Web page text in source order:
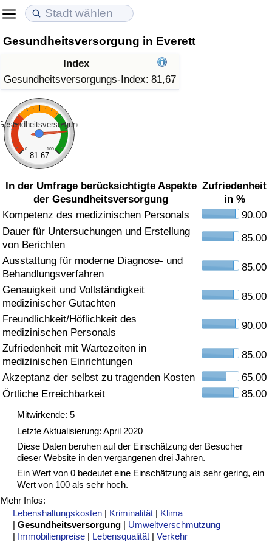
Gesundheitsversorgung in Everett
Index
Gesundheitsversorgungs-Index: 81,67
0 100
81.67
In der Umfrage berücksichtigte Aspekte
der Gesundheitsversorgung
Zufriedenheit
in %
Kompetenz des medizinischen Personals
90.00
Dauer für Untersuchungen und Erstellung
von Berichten
85.00
Ausstattung für moderne Diagnose- und
Behandlungsverfahren
85.00
Genauigkeit und Vollständigkeit
medizinischer Gutachten
85.00
Freundlichkeit/Höflichkeit des
medizinischen Personals
90.00
Zufriedenheit mit Wartezeiten in
medizinischen Einrichtungen
85.00
Akzeptanz der selbst zu tragenden Kosten
65.00
Örtliche Erreichbarkeit
85.00
Mitwirkende: 5
Letzte Aktualisierung: April 2020
Diese Daten beruhen auf der Einschätzung der Besucher
dieser Website in den vergangenen drei Jahren.
Ein Wert von 0 bedeutet eine Einschätzung als sehr gering, ein
Wert von 100 als sehr hoch.
Mehr Infos:
Lebenshaltungskosten | Kriminalität | Klima
|Gesundheitsversorgung | Umweltverschmutzung
| Immobilienpreise | Lebensqualität |Verkehr
Lebenshaltungskosten
Lebenshaltungskosten-Index (aktuell)
Lebenshaltungskosten-Index
Lebenshaltungskosten-Index nach Land
in Akaba
Immobilienpreise
Immobilienpreis-Index (aktuell)
Immobilienpreis-Index
Immobilienpreis-Index nach Land
Lebensqualität
Lebensqualität-Index
Lebensqualität-Index (aktuell)
Lebensqualitätsindex nach Land
Kriminalität
Kriminalitäts-Index (aktuell)
Kriminalitäts-Index
Kriminalitätsindex nach Land
Gesundheitsversorgung
Gesundheitsversorgungs-Index (aktuell)
Gesundheitsversorgungs-Index
Gesundheitsversorgungs-Index nach Land
Umweltverschmutzung
Umweltverschmutzungs-Index (aktuell)
Verschmutzungsindex
Umweltverschmutzungs-Index nach Land
Verkehr